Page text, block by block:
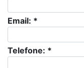
Email: *
Telefone: *